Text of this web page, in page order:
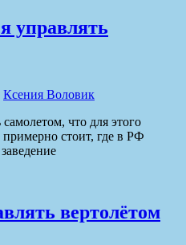
управлять
Ксения Воловик
что для этого
стоит, где в РФ
вертолётом